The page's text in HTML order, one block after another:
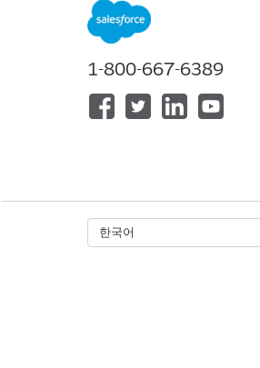
목
변
이 기사
1-800-667-6389
한국어